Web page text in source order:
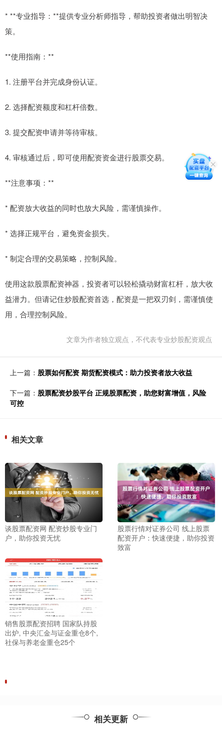
* **专业指导：**提供专业分析师指导，帮助投资者做出明智决
策。
**使用指南：**
1. 注册平台并完成身份认证。
2. 选择配资额度和杠杆倍数。
3. 提交配资申请并等待审核。
4. 审核通过后，即可使用配资资金进行股票交易。
**注意事项：**
* 配资放大收益的同时也放大风险，需谨慎操作。
* 选择正规平台，避免资金损失。
* 制定合理的交易策略，控制风险。
使用这款股票配资神器，投资者可以轻松撬动财富杠杆，放大收
益潜力。但请记住炒股配资首选，配资是一把双刃剑，需谨慎使
用，合理控制风险。
文章为作者独立观点，不代表专业炒股配资观点
上一篇： 股票如何配资 期货配资模式：助力投资者放大收益
下一篇： 股票配资炒股平台 正规股票配资，助您财富增值，风险
可控
相关文章
谈股票配资网 配资炒股专业门
户，助你投资无忧
股票行情对证券公司 线上股票
配资开户：快速便捷，助你投资
致富
销售股票配资招聘 国家队持股
出炉, 中央汇金与证金重仓8个,
社保与养老金重仓25个
相关更新